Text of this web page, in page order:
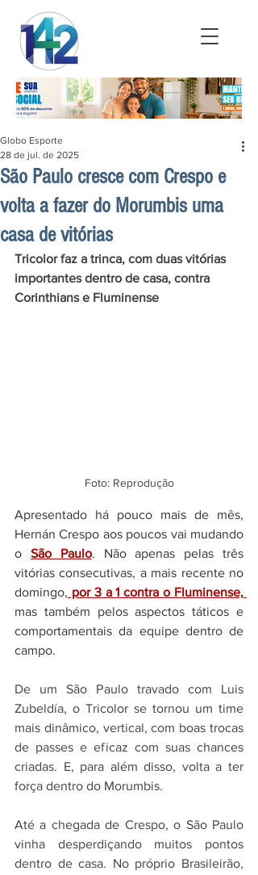
São Paulo cresce com Crespo e
volta a fazer do Morumbis uma
casa de vitórias
Globo Esporte
28 de jul. de 2025
Tricolor faz a trinca, com duas vitórias
importantes dentro de casa, contra
Corinthians e Fluminense
Foto: Reprodução
Apresentado há pouco mais de mês,
Hernán Crespo aos poucos vai mudando
o São Paulo. Não apenas pelas três
vitórias consecutivas, a mais recente no
domingo,
mas também pelos aspectos táticos e
comportamentais da equipe dentro de
campo.
De um São Paulo travado com Luis
Zubeldía, o Tricolor se tornou um time
mais dinâmico, vertical, com boas trocas
de passes e eficaz com suas chances
criadas. E, para além disso, volta a ter
força dentro do Morumbis.
Até a chegada de Crespo, o São Paulo
vinha desperdiçando muitos pontos
dentro de casa. No próprio Brasileirão,